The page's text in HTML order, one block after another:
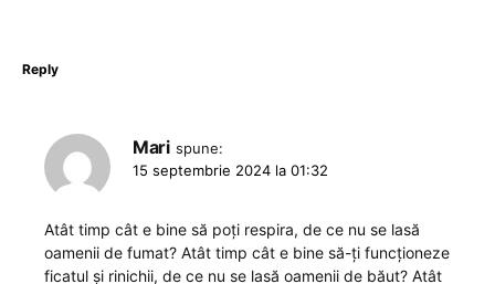
Reply
Mari spune:
15 septembrie 2024 la 01:32
Atât timp cât e bine să poți respira, de ce nu se lasă
oamenii de fumat? Atât timp cât e bine să-ți funcționeze
ficatul și rinichii, de ce nu se lasă oamenii de băut? Atât